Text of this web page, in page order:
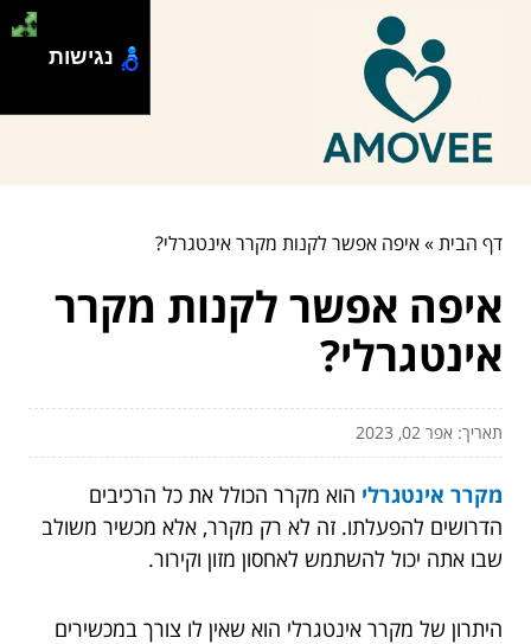
דף הבית»איפה אפשר לקנות מקרר אינטגרלי?
איפה אפשר לקנות מקרר
אינטגרלי?
תאריך: אפר 02, 2023
מקרר אינטגרלי הוא מקרר הכולל את כל הרכיבים
הדרושים להפעלתו. זה לא רק מקרר, אלא מכשיר משולב
שבו אתה יכול להשתמש לאחסון מזון וקירור.
היתרון של מקרר אינטגרלי הוא שאין לו צורך במכשירים
נגישות